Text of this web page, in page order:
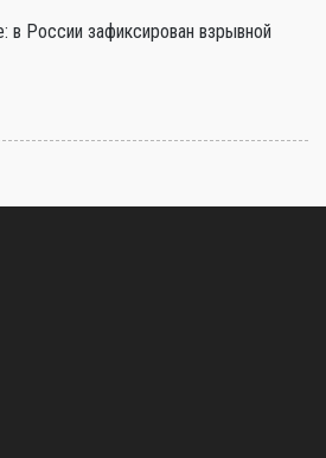
в России зафиксирован взрывной